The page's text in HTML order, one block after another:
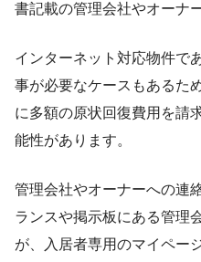
書記載の管理会社やオーナ
インターネット対応物件で
事が必要なケースもあるた
に多額の原状回復費用を請
能性があります。
管理会社やオーナーへの連
ランスや掲示板にある管理
が、入居者専用のマイペー